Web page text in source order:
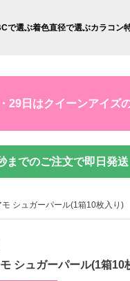
で選ぶ着色直径で選ぶカラコン
29日はクイーンアイズ
までのご注文で即日発送
シュガーパール(1箱10枚入り)
シュガーパール(1箱10